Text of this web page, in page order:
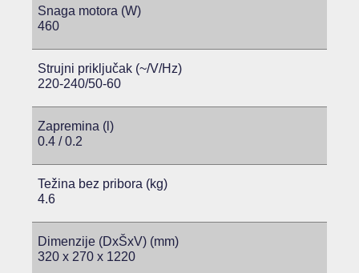
Snaga motora (W)
460
Strujni priključak (~/V/Hz)
220-240/50-60
Zapremina (l)
0.4 / 0.2
Težina bez pribora (kg)
4.6
Dimenzije (DxŠxV) (mm)
320 x 270 x 1220